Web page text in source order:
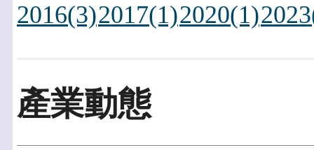
2016(3)2017(1)2020(1)
產業動態